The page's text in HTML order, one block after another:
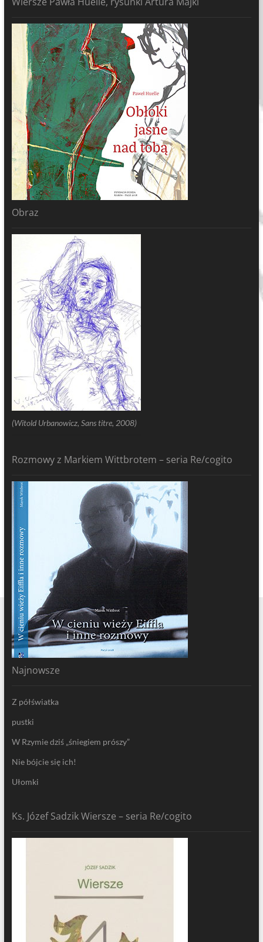
Obraz
(Witold Urbanowicz, Sans titre, 2008)
Rozmowy z Markiem Wittbrotem – seria Re/cogito
Najnowsze
Z półświatka
pustki
W Rzymie dziś „śniegiem prószy”
Nie bójcie się ich!
Ułomki
Ks. Józef Sadzik Wiersze – seria Re/cogito